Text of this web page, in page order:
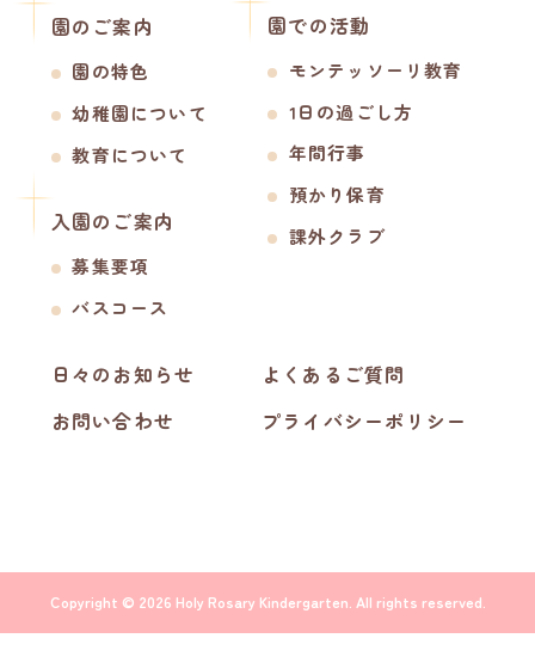
園のご案内
園の特色
幼稚園について
教育について
園での活動
モンテッソーリ教育
1日の過ごし方
年間行事
預かり保育
課外クラブ
入園のご案内
募集要項
バスコース
日々のお知らせ
よくあるご質問
お問い合わせ
プライバシーポリシー
Copyright © 2026 Holy Rosary Kindergarten. All rights reserved.